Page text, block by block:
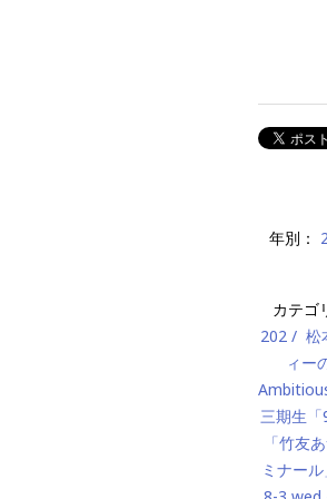
年別：
カテゴ
202
松
ィー
三期生「
「竹友
ミナール